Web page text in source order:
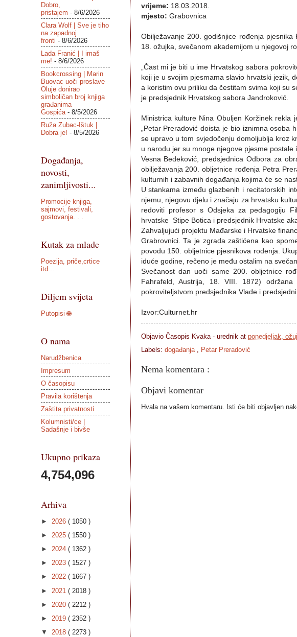
vrijeme: 18.03.2018.
mjesto: Grabovnica
Obilježavanje 200. godišnjice rođenja
18. ožujka, svečanom akademijom u njegovoj
Čast mi je biti u ime Hrvatskog sabora
koji je u svojim pjesmama slavio hrvatski jezik,
a koristim ovu priliku da čestitam svima koji su
je predsjednik Hrvatskog sabora Jandroković.
Ministrica kulture Nina Obuljen Koržinek
„Petar Preradović doista je bio iznimna
se upravo u tom svjedočenju domoljublja kroz
u narodu jer su mnoge njegove pjesme postale
Vesna Bedeković, predsjednica Odbora za
obilježavanja 200. obljetnice rođenja Petra
kulturnih i zabavnih događanja kojima će se
U stankama između glazbenih i recitatorskih
njemu, njegovu djelu i značaju za hrvatsku
redoviti profesor s Odsjeka za pedagogiju
hrvatske Stipe Botica i predsjednik Hrvatske
Zahvaljujući projektu Mađarske i Hrvatske
Grabrovnici. Ta je zgrada zaštićena kao
povodu 150. obljetnice pjesnikova rođenja.
iduće godine, rečeno je među ostalim na
Svečanost dan uoči same 200. obljetnice
Fahrafeld, Austrija, 18. VIII. 1872)
pokroviteljstvom predsjednika Vlade i
Izvor:Culturnet.hr
Objavio Časopis Kvaka - urednik at ponedjeljak,
Labels: događanja , Petar Preradović
Nema komentara :
Objavi komentar
Hvala na vašem komentaru. Isti će biti objavljen
Dobro,
pristajem - 8/6/2026
Clara Wolf | Sve je tiho
na zapadnoj
fronti - 8/6/2026
Lada Franić | I imaš
me! - 8/6/2026
Bookcrossing | Marin
Buovac uoči proslave
Oluje donirao
simboličan broj knjiga
građanima
Gospića- 8/5/2026
Ruža Zubac-Ištuk |
Dobra je! - 8/5/2026
Događanja,
novosti,
zanimljivosti...
Promocije knjiga,
sajmovi, festivali,
gostovanja. . .
Kutak za mlade
Poezija, priče,crtice
itd...
Diljem svijeta
Putopisi 🌐
O nama
Narudžbenica
Impresum
O časopisu
Pravila korištenja
Zaštita privatnosti
Kolumnisti/ce |
Sadašnje i bivše
Ukupno prikaza
4,754,096
Arhiva
► 2026 ( 1050 )
► 2025 ( 1550 )
► 2024 ( 1362 )
► 2023 ( 1527 )
► 2022 ( 1667 )
► 2021 ( 2018 )
► 2020 ( 2212 )
► 2019 ( 2352 )
▼ 2018 ( 2273 )